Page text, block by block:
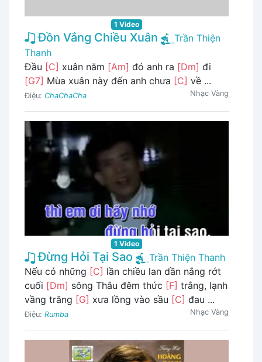
1 Video
Đồn Vắng Chiều Xuân
Trần Thiện
Thanh
Đầu [C] xuân năm [Am] đó anh ra [Dm] đi
[G7] Mùa xuân này đến anh chưa [C] về ...
Điệu: ChaChaCha Nhạc Vàng
1 Video
Đừng Hỏi Tại Sao
Trần Thiện Thanh
Nếu có những [C] lần chiều lan dần nắng rớt
cuối [Dm] sông Thâu đêm thức [F] trắng, lạnh
vầng trăng [G] xưa lồng vào sầu [C] đau ...
Điệu: Rumba Nhạc Vàng